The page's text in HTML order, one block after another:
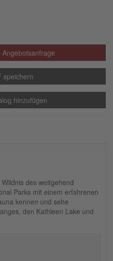
speichern
hinzufügen
des weitgehend
Parks mit einem erfahrenen
kennen und sehe
den Kathleen Lake und